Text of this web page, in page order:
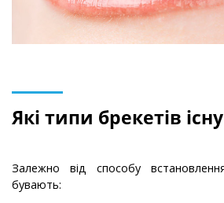
Які типи брекетів
Залежно від способу
бувають: